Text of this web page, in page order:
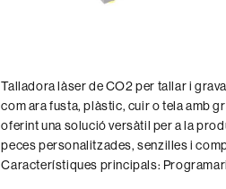
Talladora làser de CO2 per tallar i
com ara fusta, plàstic, cuir o tela amb
oferint una solució versàtil per a la
peces personalitzades, senzilles i
Característiques principals: